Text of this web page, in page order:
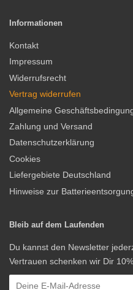
Informationen
Kontakt
Impressum
Widerrufsrecht
Vertrag widerrufen
Allgemeine
Zahlung und Versand
Datenschutzerklärung
Cookies
Liefergebiete Deutschland
Hinweise zur
Bleib auf dem Laufenden
Du kannst den Newsletter
Vertrauen schenken wir Dir